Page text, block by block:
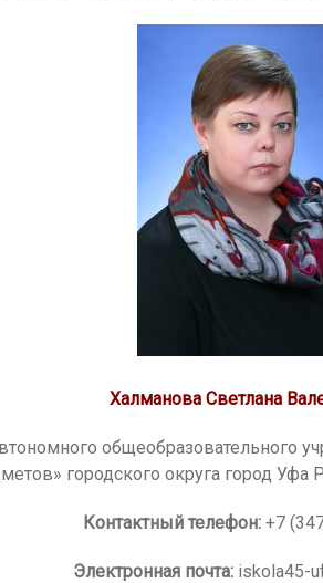
Халманова Светлана
общеобразовательного
городского округа город Уфа
Контактный телефон: +7
Электронная почта: iskola45-